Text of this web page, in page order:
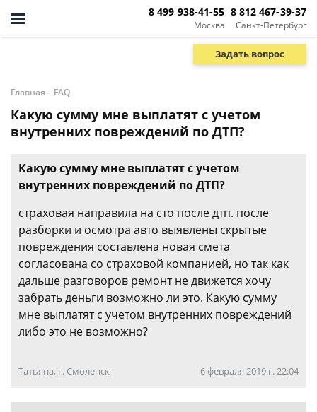
Москва
8 499 938-41-55
Санкт-Петербург
8 812 467-39-37
Задать вопрос
Главная - FAQ
Какую сумму мне выплатят с учетом
внутренних повреждений по ДТП?
Какую сумму мне выплатят с учетом
внутренних повреждений по ДТП?
страховая направила на сто после дтп. после
разборки и осмотра авто выявлены скрытые
повреждения составлена новая смета
согласована со страховой компанией, но так как
дальше разговоров ремонт не движется хочу
забрать деньги возможно ли это. Какую сумму
мне выплатят с учетом внутренних повреждений
либо это не возможно?
Татьяна, г. Смоленск 6 февраля 2019 г. 22:04